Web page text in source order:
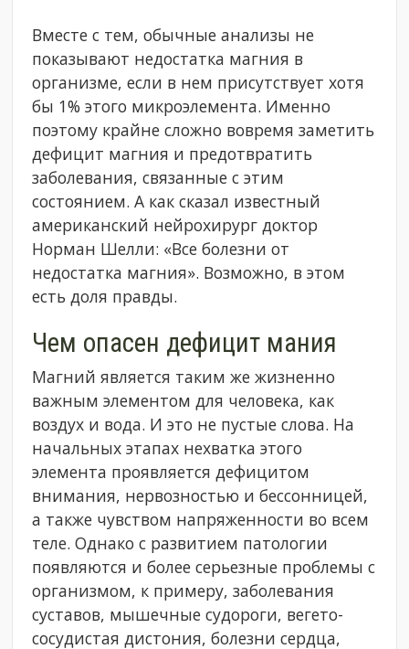
Вместе с тем, обычные анализы не
показывают недостатка магния в
организме, если в нем присутствует хотя
бы 1% этого микроэлемента. Именно
поэтому крайне сложно вовремя заметить
дефицит магния и предотвратить
заболевания, связанные с этим
состоянием. А как сказал известный
американский нейрохирург доктор
Норман Шелли: «Все болезни от
недостатка магния». Возможно, в этом
есть доля правды.
Чем опасен дефицит мания
Магний является таким же жизненно
важным элементом для человека, как
воздух и вода. И это не пустые слова. На
начальных этапах нехватка этого
элемента проявляется дефицитом
внимания, нервозностью и бессонницей,
а также чувством напряженности во всем
теле. Однако с развитием патологии
появляются и более серьезные проблемы с
организмом, к примеру, заболевания
суставов, мышечные судороги, вегето-
сосудистая дистония, болезни сердца,